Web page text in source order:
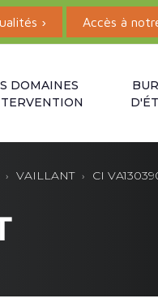
› Accès à
DOMAINES
VAILLANT CI